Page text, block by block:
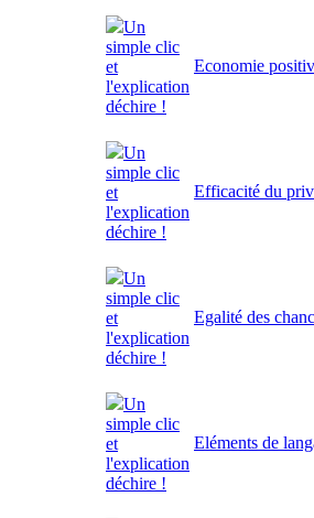
Un
simple clic
et
l'explication
déchire !
Economie
Un
simple clic
et
l'explication
déchire !
Efficacité du
Un
simple clic
et
l'explication
déchire !
Egalité des
Un
simple clic
et
l'explication
déchire !
Eléments de